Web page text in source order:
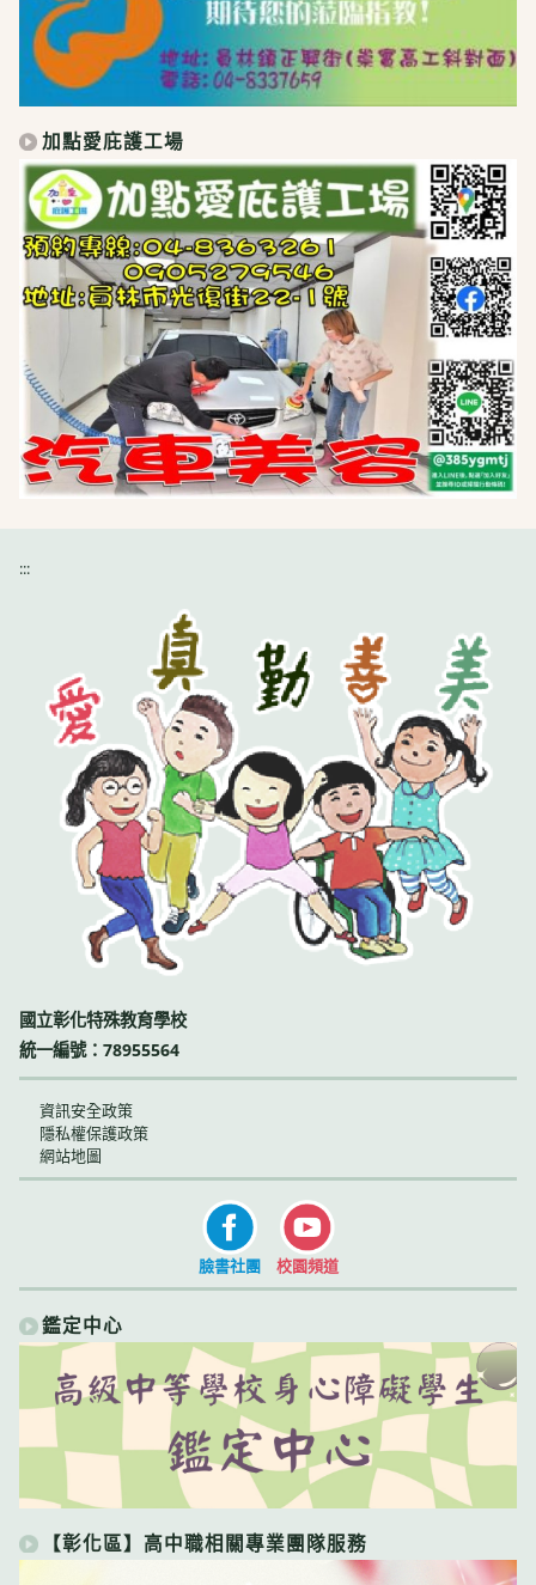
加點愛庇護工場
:::
國立彰化特殊教育學校
統一編號：78955564
資訊安全政策
隱私權保護政策
網站地圖
臉書社團 校園頻道
鑑定中心
【彰化區】高中職相關專業團隊服務